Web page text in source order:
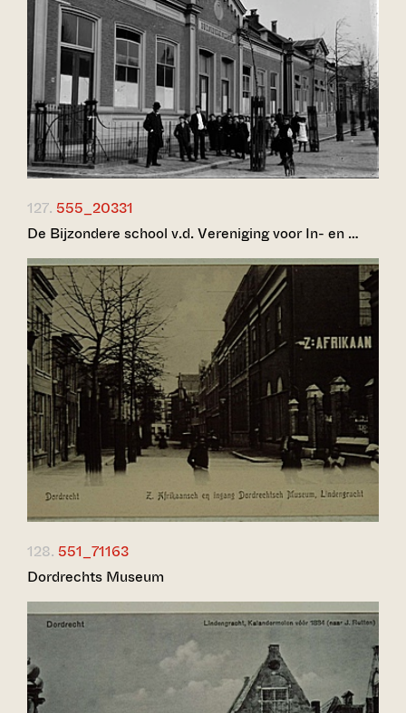
127. 555_20331
De Bijzondere school v.d. Vereniging voor In- en …
128. 551_71163
Dordrechts Museum